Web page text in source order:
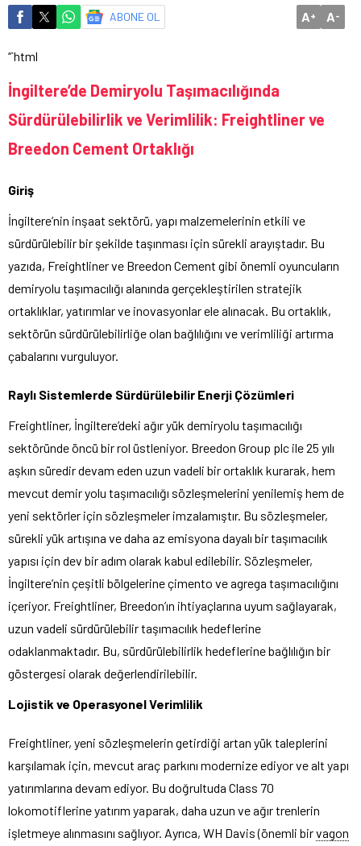
ABONE OL A+ A-
“`html
İngiltere’de Demiryolu Taşımacılığında
Sürdürülebilirlik ve Verimlilik: Freightliner ve
Breedon Cement Ortaklığı
Giriş
İngiltere’nin inşaat sektörü, yapı malzemelerinin etkili ve
sürdürülebilir bir şekilde taşınması için sürekli arayıştadır. Bu
yazıda, Freightliner ve Breedon Cement gibi önemli oyuncuların
demiryolu taşımacılığı alanında gerçekleştirilen stratejik
ortaklıklar, yatırımlar ve inovasyonlar ele alınacak. Bu ortaklık,
sektörün sürdürülebilirliğe olan bağlılığını ve verimliliği artırma
çabalarını vurguluyor.
Raylı Sistemlerde Sürdürülebilir Enerji Çözümleri
Freightliner, İngiltere’deki ağır yük demiryolu taşımacılığı
sektöründe öncü bir rol üstleniyor. Breedon Group plc ile 25 yılı
aşkın süredir devam eden uzun vadeli bir ortaklık kurarak, hem
mevcut demir yolu taşımacılığı sözleşmelerini yenilemiş hem de
yeni sektörler için sözleşmeler imzalamıştır. Bu sözleşmeler,
sürekli yük artışına ve daha az emisyona dayalı bir taşımacılık
yapısı için dev bir adım olarak kabul edilebilir. Sözleşmeler,
İngiltere’nin çeşitli bölgelerine çimento ve agrega taşımacılığını
içeriyor. Freightliner, Breedon’ın ihtiyaçlarına uyum sağlayarak,
uzun vadeli sürdürülebilir taşımacılık hedeflerine
odaklanmaktadır. Bu, sürdürülebilirlik hedeflerine bağlılığın bir
göstergesi olarak değerlendirilebilir.
Lojistik ve Operasyonel Verimlilik
Freightliner, yeni sözleşmelerin getirdiği artan yük taleplerini
karşılamak için, mevcut araç parkını modernize ediyor ve alt yapı
yatırımlarına devam ediyor. Bu doğrultuda Class 70
lokomotiflerine yatırım yaparak, daha uzun ve ağır trenlerin
işletmeye alınmasını sağlıyor. Ayrıca, WH Davis (önemli birvagon